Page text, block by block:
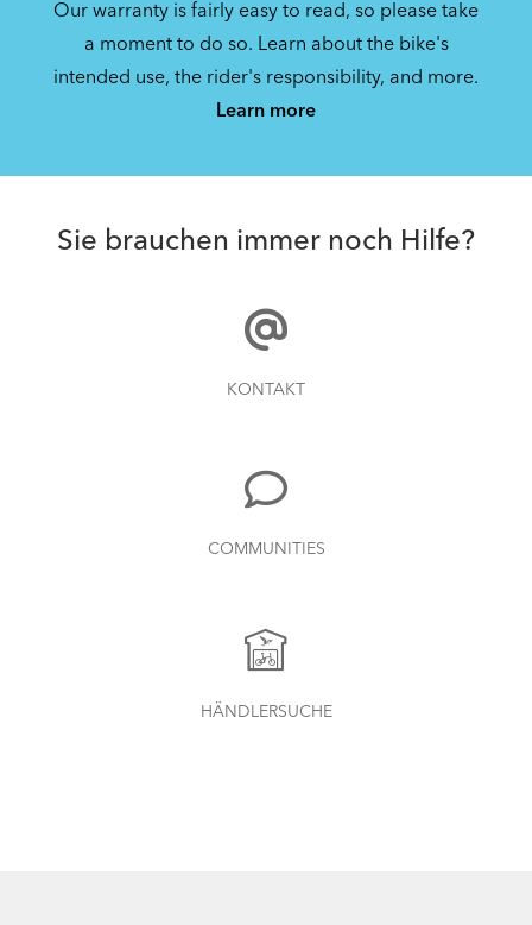
Our warranty is fairly easy to read, so please take
a moment to do so. Learn about the bike's
intended use, the rider's responsibility, and more.
Learn more
Sie brauchen immer noch Hilfe?
KONTAKT
COMMUNITIES
HÄNDLERSUCHE